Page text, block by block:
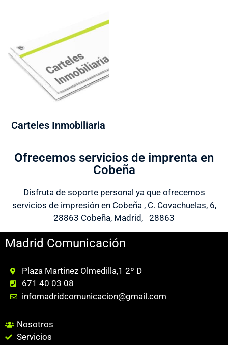
Carteles Inmobiliaria
Ofrecemos servicios de imprenta en
Cobeña
Disfruta de soporte personal ya que ofrecemos
servicios de impresión en Cobeña , C. Covachuelas, 6,
28863 Cobeña, Madrid, 28863
Madrid Comunicación
Plaza Martinez Olmedilla,1 2º D
671 40 03 08
infomadridcomunicacion@gmail.com
Nosotros
Servicios